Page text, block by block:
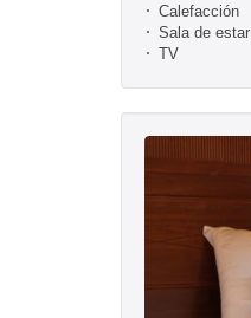
Calefacción
Sala de estar
TV